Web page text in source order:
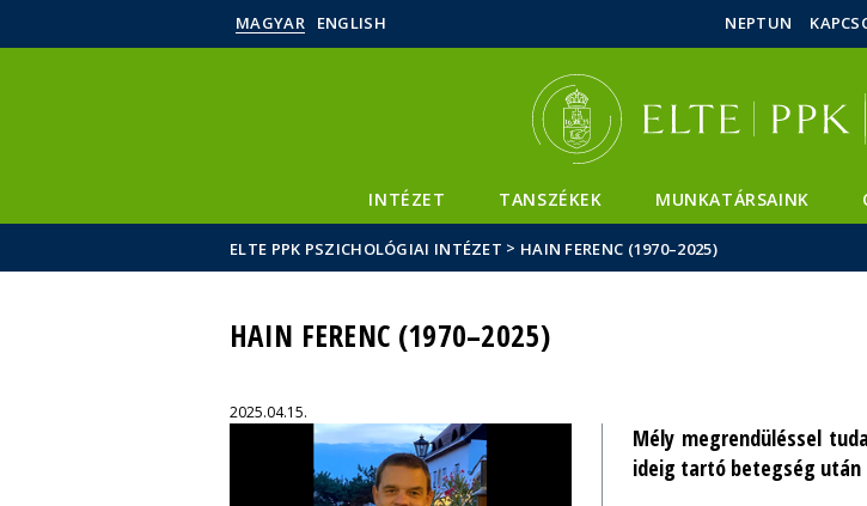
Hírek
ELTE a
MAGYAR ENGLISH NEPTUN
INTÉZET TANSZÉKEK MUNKATÁRSAINK
ELTE PPK PSZICHOLÓGIAI INTÉZET > HAIN FERENC (1970–2025)
HAIN FERENC (1970–2025)
2025.04.15.
Mély megrendüléssel
ideig tartó betegség után